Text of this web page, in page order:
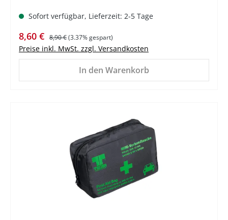
Sofort verfügbar, Lieferzeit: 2-5 Tage
Verkaufspreis:
8,60 € Regulärer Preis:
8,90 €(3.37% gespart)
Preise inkl. MwSt. zzgl. Versandkosten
In den Warenkorb